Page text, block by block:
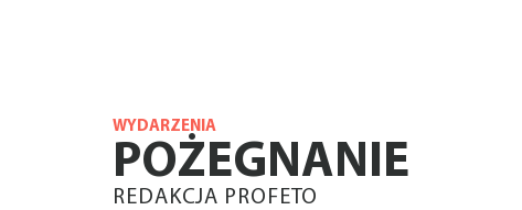
WYDARZENIA
POŻEGNANIE
REDAKCJA PROFETO